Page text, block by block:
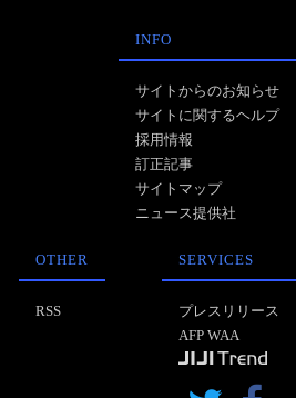
INFO
サイトからのお知らせ
サイトに関するヘルプ
採用情報
訂正記事
サイトマップ
ニュース提供社
OTHER
RSS
SERVICES
プレスリリース
AFP WAA